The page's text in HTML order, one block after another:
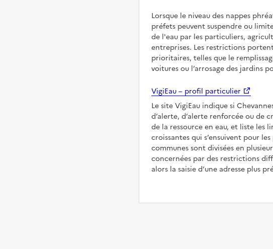
Lorsque le niveau des nappes
préfets peuvent suspendre ou
de l'eau par les particuliers,
entreprises. Les restrictions
prioritaires, telles que le
voitures ou l’arrosage des jardins
VigiEau – profil particulier
Le site VigiEau indique si
d’alerte, d’alerte renforcée ou de
de la ressource en eau, et liste
croissantes qui s’ensuivent pour
communes sont divisées en
concernées par des restrictions
alors la saisie d’une adresse plus